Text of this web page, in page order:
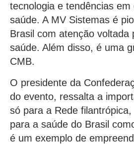
tecnologia e tendências
saúde. A MV Sistemas é
Brasil com atenção voltada
saúde. Além disso, é uma
CMB.
O presidente da
do evento, ressalta a
só para a Rede
para a saúde do Brasil
é um exemplo de